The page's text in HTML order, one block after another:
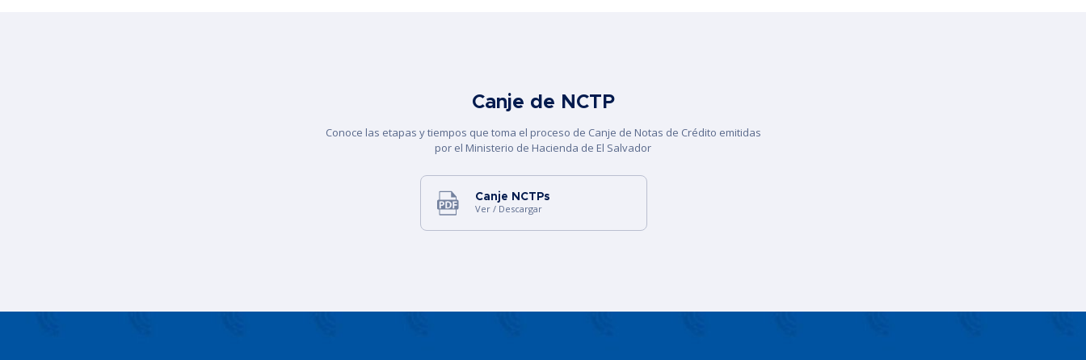
Canje de NCTP
Conoce las etapas y tiempos que toma el proceso de Canje de Notas de Crédito emitidas
por el Ministerio de Hacienda de El Salvador
Canje NCTPs
Ver / Descargar